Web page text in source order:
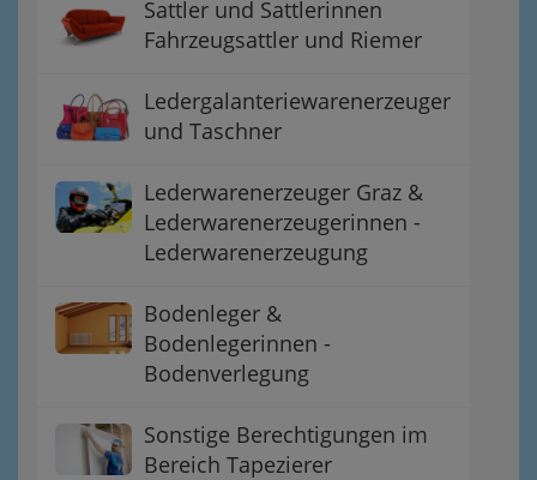
Sattler und Sattlerinnen
Fahrzeugsattler und Riemer
Ledergalanteriewarenerzeuger
und Taschner
Lederwarenerzeuger Graz &
Lederwarenerzeugerinnen -
Lederwarenerzeugung
Bodenleger &
Bodenlegerinnen -
Bodenverlegung
Sonstige Berechtigungen im
Bereich Tapezierer